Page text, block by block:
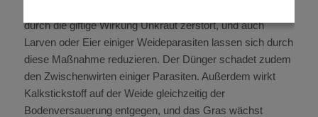
durch die giftige Wirkung Unkraut zerstört, und auch
Larven oder Eier einiger Weideparasiten lassen sich durch
diese Maßnahme reduzieren. Der Dünger schadet zudem
den Zwischenwirten einiger Parasiten. Außerdem wirkt
Kalkstickstoff auf der Weide gleichzeitig der
Bodenversauerung entgegen, und das Gras wächst